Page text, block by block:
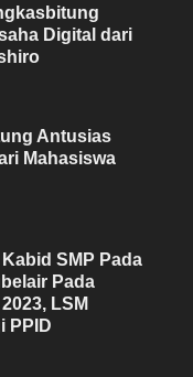
Digital dari
Antusias
Mahasiswa
SMP Pada
Pada
LSM
PPID